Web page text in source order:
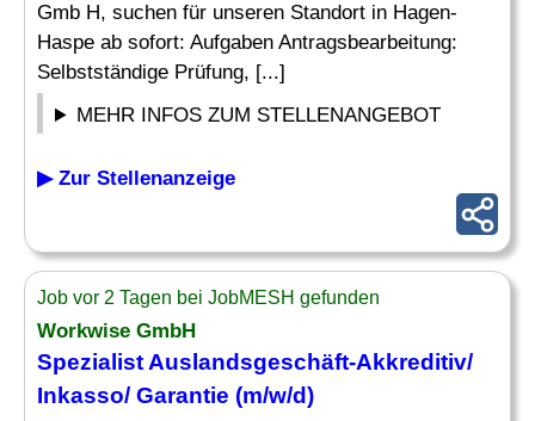
Gmb H, suchen für unseren Standort in Hagen-
Haspe ab sofort: Aufgaben Antragsbearbeitung:
Selbstständige Prüfung, [...]
MEHR INFOS ZUM STELLENANGEBOT
▶ Zur Stellenanzeige
Job vor 2 Tagen bei JobMESH gefunden
Workwise GmbH
Spezialist Auslandsgeschäft-Akkreditiv/
Inkasso/ Garantie (m/w/d)